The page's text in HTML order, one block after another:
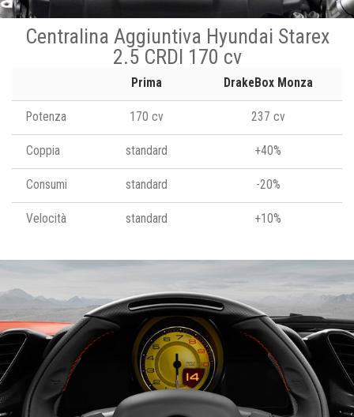
Centralina Aggiuntiva Hyundai Starex
2.5 CRDI 170 cv
Prima DrakeBox Monza
Potenza 170 cv 237 cv
Coppia standard +40%
Consumi standard -20%
Velocità standard +10%